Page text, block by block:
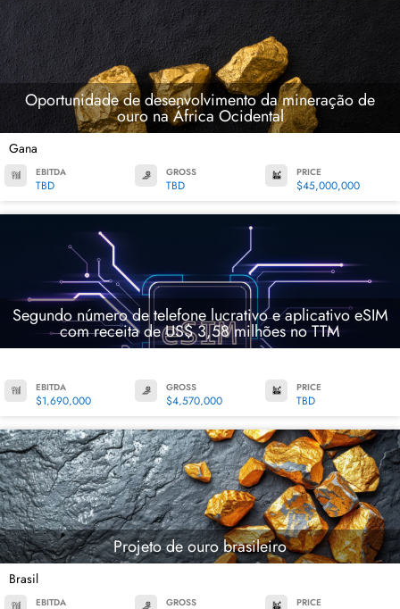
Oportunidade de desenvolvimento da mineração de
ouro na África Ocidental
Gana
EBITDA
TBD
GROSS
TBD
PRICE
$45,000,000
Segundo número de telefone lucrativo e aplicativo eSIM
com receita de US$ 3,58 milhões no TTM
EBITDA
$1,690,000
GROSS
$4,570,000
PRICE
TBD
Projeto de ouro brasileiro
Brasil
EBITDA GROSS PRICE